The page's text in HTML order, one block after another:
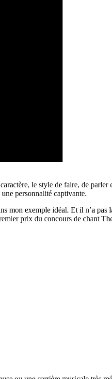
le style de faire, de
personnalité captivante.
mon exemple idéal. Et il n’a
prix du concours de chant